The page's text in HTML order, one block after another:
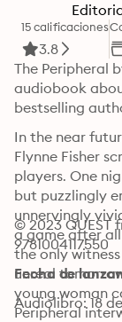
15 calificaciones
3.8
The Peripheral
audiobook
bestselling
In the near
Flynne Fisher
players. One
but puzzlingly
unnervingly
a game after all
the only
unreal
young woman
Peripheral
© 2023 QUEST
9781004117550
Fecha de
Audiolibro: 18